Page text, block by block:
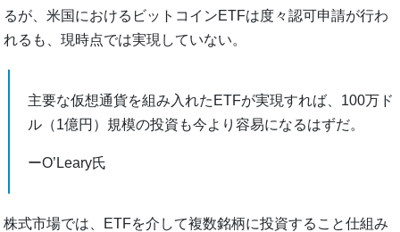
るが、米国におけるビットコインETFは度々認可申請が行わ
れるも、現時点では実現していない。
主要な仮想通貨を組み入れたETFが実現すれば、100万ド
ル（1億円）規模の投資も今より容易になるはずだ。
ーO’Leary氏
株式市場では、ETFを介して複数銘柄に投資すること仕組み